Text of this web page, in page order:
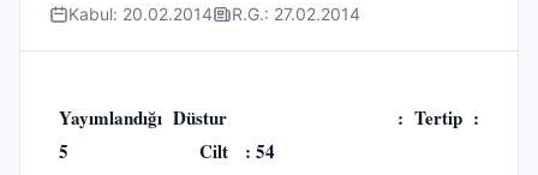
Kabul: 20.02.2014 R.G.: 27.02.2014
Yayımlandığı Düstur : Tertip :
5 Cilt : 54